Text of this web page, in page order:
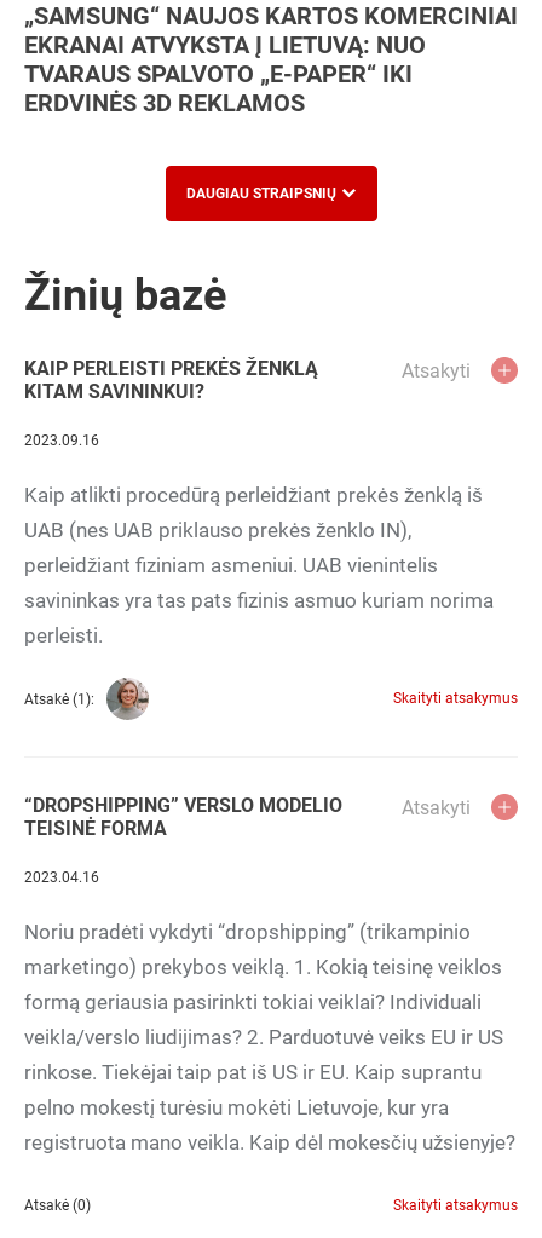
„SAMSUNG“ NAUJOS KARTOS KOMERCINIAI
EKRANAI ATVYKSTA Į LIETUVĄ: NUO
TVARAUS SPALVOTO „E-PAPER“ IKI
ERDVINĖS 3D REKLAMOS
DAUGIAU STRAIPSNIŲ
Žinių bazė
KAIP PERLEISTI PREKĖS ŽENKLĄ
KITAM SAVININKUI?
Atsakyti
2023.09.16
Kaip atlikti procedūrą perleidžiant prekės ženklą iš
UAB (nes UAB priklauso prekės ženklo IN),
perleidžiant fiziniam asmeniui. UAB vienintelis
savininkas yra tas pats fizinis asmuo kuriam norima
perleisti.
Atsakė (1): Skaityti atsakymus
“DROPSHIPPING” VERSLO MODELIO
TEISINĖ FORMA
Atsakyti
2023.04.16
Noriu pradėti vykdyti “dropshipping” (trikampinio
marketingo) prekybos veiklą. 1. Kokią teisinę veiklos
formą geriausia pasirinkti tokiai veiklai? Individuali
veikla/verslo liudijimas? 2. Parduotuvė veiks EU ir US
rinkose. Tiekėjai taip pat iš US ir EU. Kaip suprantu
pelno mokestį turėsiu mokėti Lietuvoje, kur yra
registruota mano veikla. Kaip dėl mokesčių užsienyje?
Atsakė (0) Skaityti atsakymus